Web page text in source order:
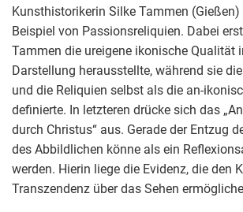
Kunsthistorikerin Silke Tammen
Beispiel von Passionsreliquien. Dabei
Tammen die ureigene ikonische Qualität
Darstellung herausstellte, während sie
und die Reliquien selbst als die an-
definierte. In letzteren drücke sich das
durch Christus“ aus. Gerade der Entzug
des Abbildlichen könne als ein
werden. Hierin liege die Evidenz, die den
Transzendenz über das Sehen